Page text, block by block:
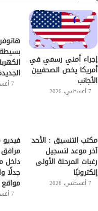
إجراء أمني رسمي في
أمريكا يخص الصحفيين
الأجانب
7 أغسطس، 2026
7 أغسطس، 2026
مكتب التنسيق : الأحد
آخر موعد لتسجيل
رغبات المرحلة الأولى
إلكترونيًا
7 أغسطس، 2026
داخل
جدلًا
7 أغسطس، 2026